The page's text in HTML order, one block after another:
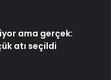
ama gerçek:
atı seçildi